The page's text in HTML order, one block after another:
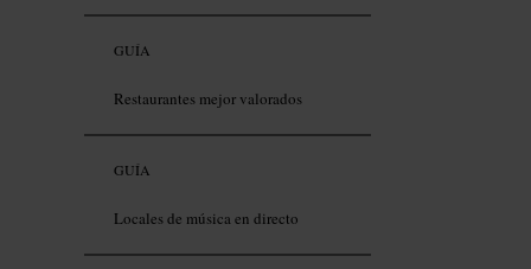
GUÍA
Restaurantes mejor valorados
GUÍA
Locales de música en directo